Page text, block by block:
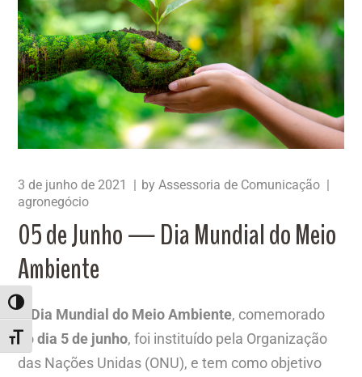
ALTERNAR ALTO CONTRASTE
ALTERNAR TAMANHO DA FONTE
3 de junho de 2021 byAssessoria de Comunicação
agronegócio
05 de Junho — Dia Mundial do Meio
Ambiente
O Dia Mundial do Meio Ambiente, comemorado
nodia 5 de junho, foi instituído pela Organização
das Nações Unidas (ONU), e tem como objetivo